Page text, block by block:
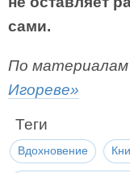
сами.
По материалам
Игореве»
Теги
Вдохновение